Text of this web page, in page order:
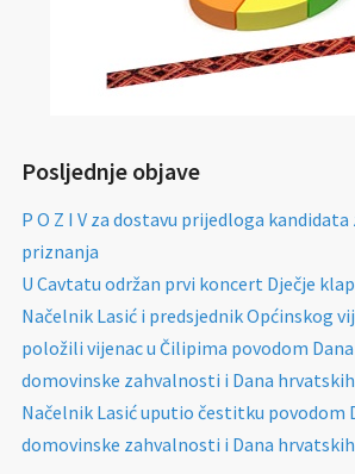
Posljednje objave
P O Z I V za dostavu prijedloga
priznanja
U Cavtatu održan prvi koncert Dječje
Načelnik Lasić i predsjednik Općinskog
položili vijenac u Čilipima povodom
domovinske zahvalnosti i Dana
Načelnik Lasić uputio čestitku povodom
domovinske zahvalnosti i Dana